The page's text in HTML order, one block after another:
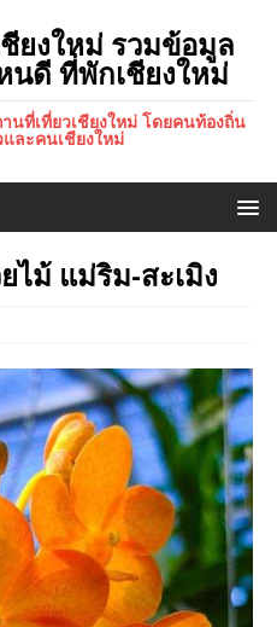
ยงใหม่ รวมข้อมูล
นดี ที่พักเชียงใหม่
นที่เที่ยวเชียงใหม่ โดยคนท้องถิ่น
และคนเชียงใหม่
ไม้ แม่ริม-สะเมิง